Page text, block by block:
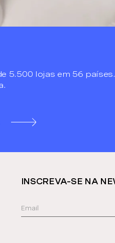
5.500 lojas em 56 países.
INSCREVA-SE NA